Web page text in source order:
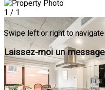
1 / 1
Swipe left or right to navigate
Laissez-moi un message